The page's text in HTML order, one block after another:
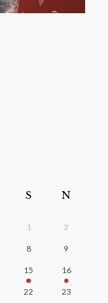
S N
1 2
8 9
15 16
22 23